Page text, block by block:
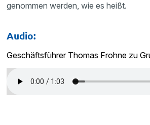
genommen werden, wie es heißt.
Audio:
Geschäftsführer Thomas Frohne zu